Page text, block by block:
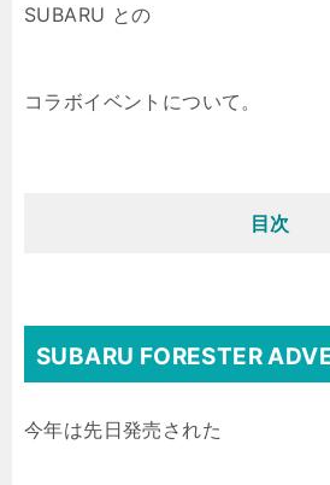
SUBARU との
コラボイベントについて。
目次
SUBARU FORESTER
今年は先日発売された